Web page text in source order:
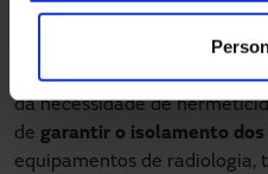
Também é possível
funcionam como blocos
da necessidade de
de garantir o isolamento dos
equipamentos de radiologia,